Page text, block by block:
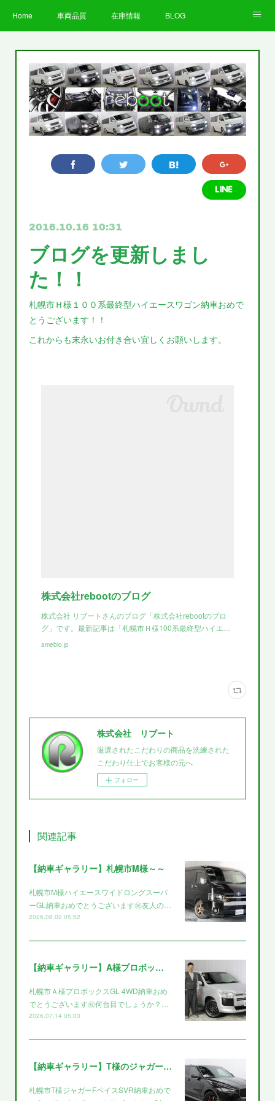
Home 車両品質 在庫情報 BLOG
お客様の声 STAFF 企業情報
プライバシーポリシー
2016.10.16 10:31
ブログを更新しまし
た！！
札幌市Ｈ様１００系最終型ハイエースワゴン納車おめで
とうございます！！
これからも末永いお付き合い宜しくお願いします。
株式会社rebootのブログ
株式会社 リブートさんのブログ「株式会社rebootのブロ
グ」です。最新記事は「札幌市Ｈ様100系最終型ハイエ…
ameblo.jp
株式会社 リブート
厳選されたこだわりの商品を洗練された
こだわり仕上でお客様の元へ
フォロー
関連記事
【納車ギャラリー】札幌市M様～～
札幌市M様ハイエースワイドロングスーパ
ーGL納車おめでとうございます㊗️友人の…
2026.08.02 05:52
【納車ギャラリー】A様プロボックス～～
札幌市Ａ様プロボックスGL 4WD納車おめ
でとうございます㊗️何台目でしょうか？…
2026.07.14 05:03
【納車ギャラリー】T様のジャガー～～
札幌市T様ジャガーFペイスSVR納車おめで